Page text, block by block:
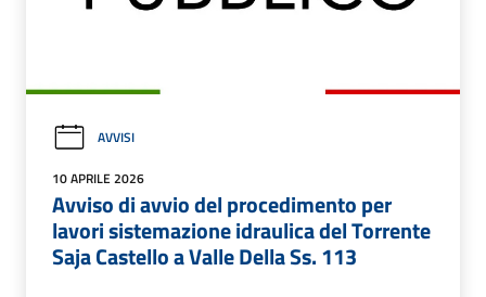
AVVISI
10 APRILE 2026
Avviso di avvio del procedimento per
lavori sistemazione idraulica del Torrente
Saja Castello a Valle Della Ss. 113